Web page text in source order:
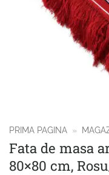
PRIMA PAGINA »
Fata de masa
80×80 cm,